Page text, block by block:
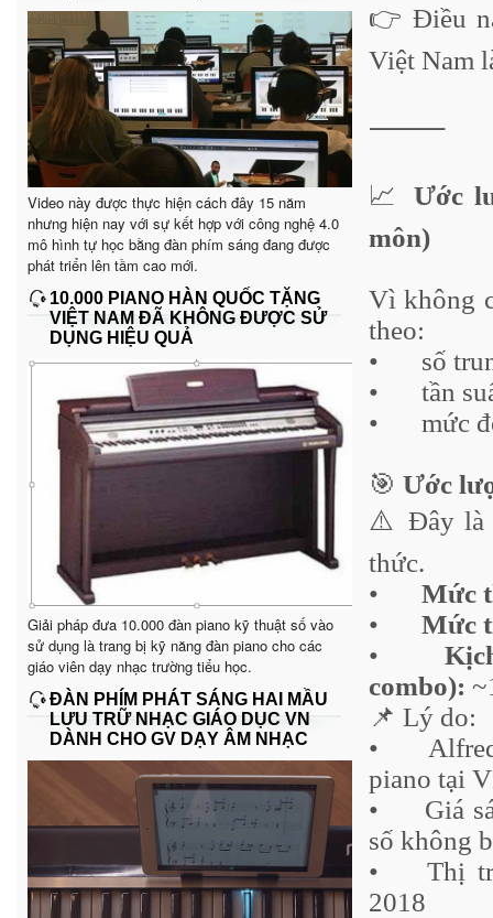
Video này được thực hiện cách đây 15 năm
nhưng hiện nay với sự kết hợp với công nghệ 4.0
mô hình tự học bằng đàn phím sáng đang được
phát triển lên tầm cao mới.
10.000 PIANO HÀN QUỐC TẶNG
VIỆT NAM ĐÃ KHÔNG ĐƯỢC SỬ
DỤNG HIỆU QUẢ
Giải pháp đưa 10.000 đàn piano kỹ thuật số vào
sử dụng là trang bị kỹ năng đàn piano cho các
giáo viên dạy nhạc trường tiểu học.
ĐÀN PHÍM PHÁT SÁNG HAI MẦU
LƯU TRỮ NHẠC GIÁO DỤC VN
DÀNH CHO GV DẠY ÂM NHẠC
👉 Điều
Việt Nam
⸻
📈
Ước
môn)
Vì không
theo:
•
số
•
tần
•
mức
🎯 Ước
⚠️ Đây
thức.
•
Mức
•
Mức
•
combo):
📌 Lý do:
•
piano tại
•
Giá
số không
•
Thị
2018